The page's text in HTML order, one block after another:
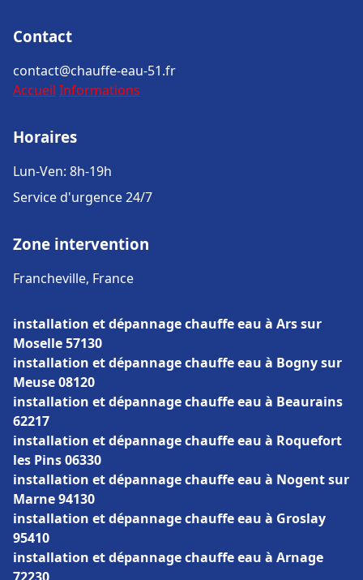
Contact
contact@chauffe-eau-51.fr
Accueil Informations
Horaires
Lun-Ven: 8h-19h
Service d'urgence 24/7
Zone intervention
Francheville, France
installation et dépannage chauffe eau à Ars sur
Moselle 57130
installation et dépannage chauffe eau à Bogny sur
Meuse 08120
installation et dépannage chauffe eau à Beaurains
62217
installation et dépannage chauffe eau à Roquefort
les Pins 06330
installation et dépannage chauffe eau à Nogent sur
Marne 94130
installation et dépannage chauffe eau à Groslay
95410
installation et dépannage chauffe eau à Arnage